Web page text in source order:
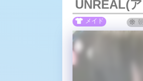
UNREAL(
メイド